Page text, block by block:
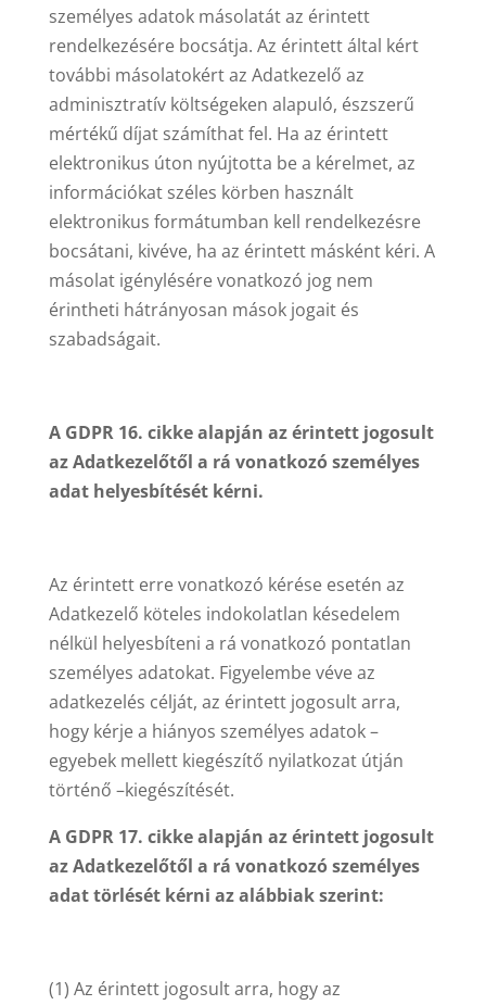
személyes adatok másolatát az érintett
rendelkezésére bocsátja. Az érintett által kért
további másolatokért az Adatkezelő az
adminisztratív költségeken alapuló, észszerű
mértékű díjat számíthat fel. Ha az érintett
elektronikus úton nyújtotta be a kérelmet, az
információkat széles körben használt
elektronikus formátumban kell rendelkezésre
bocsátani, kivéve, ha az érintett másként kéri. A
másolat igénylésére vonatkozó jog nem
érintheti hátrányosan mások jogait és
szabadságait.
A GDPR 16. cikke alapján az érintett jogosult
az Adatkezelőtől a rá vonatkozó személyes
adat helyesbítését kérni.
Az érintett erre vonatkozó kérése esetén az
Adatkezelő köteles indokolatlan késedelem
nélkül helyesbíteni a rá vonatkozó pontatlan
személyes adatokat. Figyelembe véve az
adatkezelés célját, az érintett jogosult arra,
hogy kérje a hiányos személyes adatok –
egyebek mellett kiegészítő nyilatkozat útján
történő –kiegészítését.
A GDPR 17. cikke alapján az érintett jogosult
az Adatkezelőtől a rá vonatkozó személyes
adat törlését kérni az alábbiak szerint:
(1) Az érintett jogosult arra, hogy az